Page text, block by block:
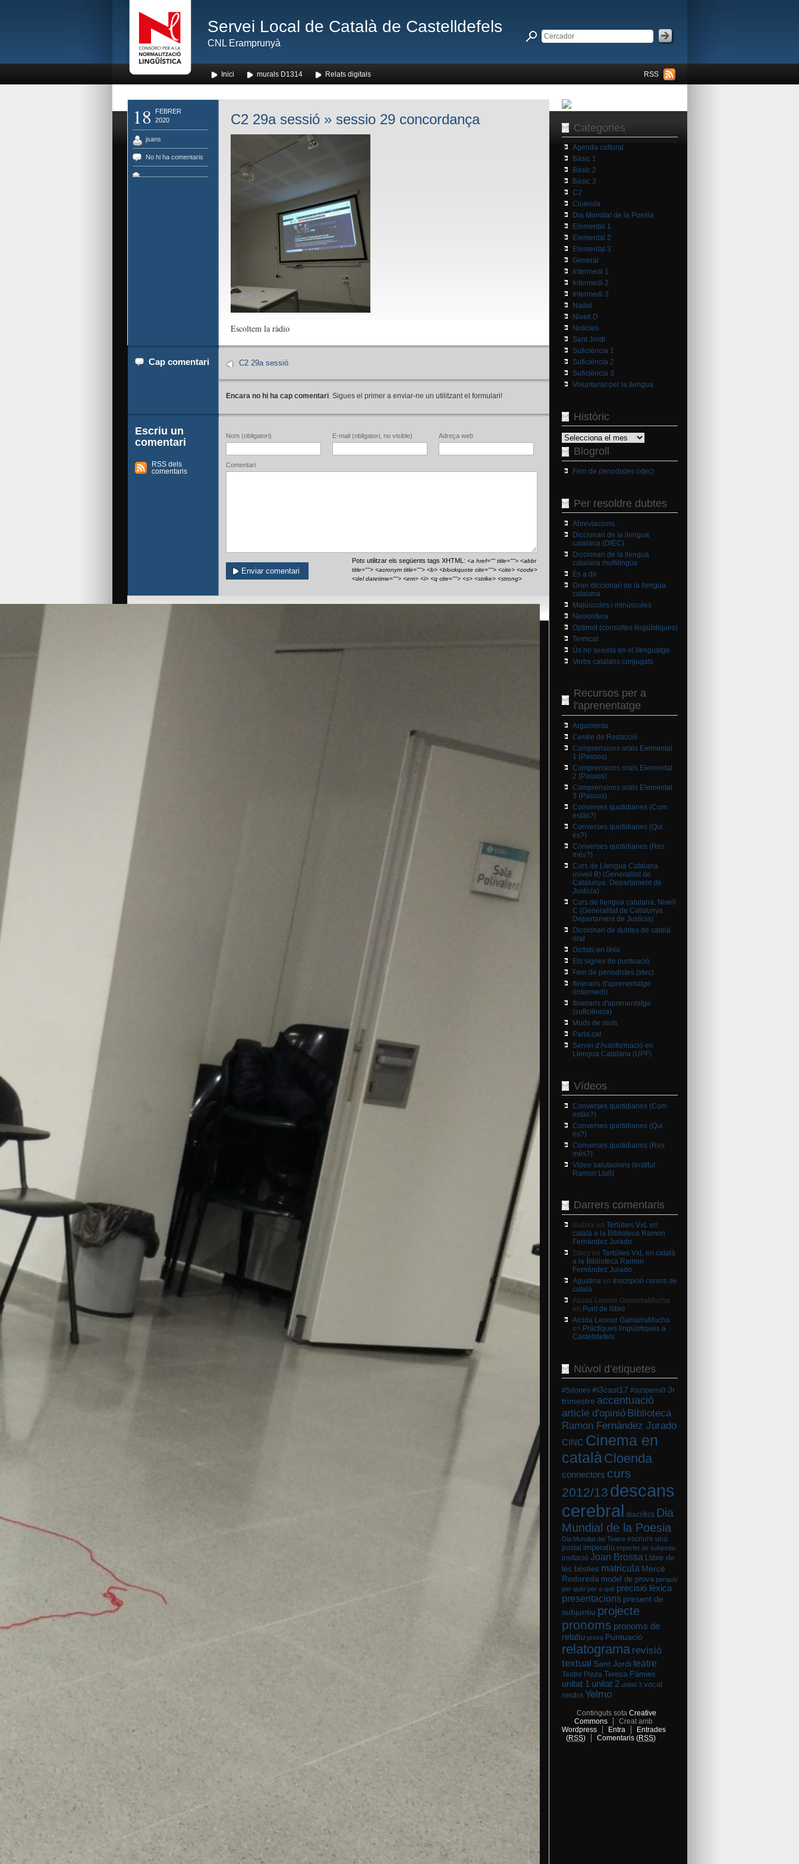
Servei Local de Català de Castelldefels
CNL Eramprunyà
RSS
Inici murals D1314 Relats digitals
18
FEBRER
2020
jsans
No hi ha comentaris
C2 29a sessió» sessio 29 concordança
Escoltem la ràdio
Cap comentari C2 29a sessió
Encara no hi ha cap comentari. Sigues el primer a enviar-ne un utilitzant el formulari!
Escriu un
comentari
RSS dels
comentaris
Nom (obligatori) E-mail (obligatori, no visible) Adreça web
Comentari
Pots utilitzar els següents tags XHTML:<a href="" title=""> <abbr
title=""> <acronym title=""> <b> <blockquote cite=""> <cite> <code>
<del datetime=""> <em> <i> <q cite=""> <s> <strike> <strong>
Categories
Agenda cultural
Bàsic 1
Bàsic 2
Bàsic 3
C2
Cloenda
Dia Mundial de la Poesia
Elemental 1
Elemental 2
Elemental 3
General
Intermedi 1
Intermedi 2
Intermedi 3
Nadal
Nivell D
Notícies
Sant Jordi
Suficiència 1
Suficiència 2
Suficiència 3
Voluntariat per la llengua
Històric
Històric
Blogroll
Fem de periodistes (xtec)
Per resoldre dubtes
Abreviacions
Diccionari de la llengua
catalana (DIEC)
Diccionari de la llengua
catalana multilingüe
És a dir
Gran diccionari de la llengua
catalana
Majúscules i minúscules
Neolosfera
Optimot (consultes lingüístiques)
Termcat
Ús no sexista en el llenguatge
Verbs catalans conjugats
Recursos per a
l'aprenentatge
Argumenta
Centre de Redacció
Comprensions orals Elemental
1 (Passos)
Comprensions orals Elemental
2 (Passos)
Comprensions orals Elemental
3 (Passos)
Converses quotidianes (Com
estàs?)
Converses quotidianes (Qui
és?)
Converses quotidianes (Res
més?)
Curs de Llengua Catalana
(nivell B) (Generalitat de
Catalunya. Departament de
Justícia)
Curs de llengua catalana. Nivell
C (Generalitat de Catalunya.
Departament de Justícia)
Diccionari de dubtes de català
oral
Dictats en línia
Els signes de puntuació
Fem de periodistes (xtec)
Itineraris d'aprenentatge
(intermedi)
Itineraris d'aprenentatge
(suficiència)
Muds de mots
Parla.cat
Servei d'Autoformació en
Llengua Catalana (UPF)
Vídeos
Converses quotidianes (Com
estàs?)
Converses quotidianes (Qui
és?)
Converses quotidianes (Res
més?)
Vídeo salutacions (Institut
Ramon Llull)
Darrers comentaris
lsubira en Tertúlies VxL en
català a la Biblioteca Ramon
Fernàndez Jurado
Stacyen Tertúlies VxL en català
a la Biblioteca Ramon
Fernàndez Jurado
Agustinaen Inscripció cursos de
català
Alcida Leonor GamarraMucha
en Punt de llibre
Alcida Leonor GamarraMucha
en Pràctiques lingüístiques a
Castelldefels
Núvol d’etiquetes
#5dones #i3cast17 #suspens0 3r
trimestre accentuació
article d'opinió BIblioteca
Ramon Fernàndez Jurado
CINC Cinema en
catalàCloenda
connectors curs
2012/13 descans
cerebral diacrítics Dia
Mundial de la Poesia
Dia Mundial del Teatre escriure una
postal imperatiu imperfet de subjuntiu
invitació Joan Brossa
Llibre de
les bèsties matrícula Mercè
Rodoreda model de prova perquè/
per què/ per a què precisió lèxica
presentacions present de
subjuntiu projecte
pronoms pronoms de
relatiu prova Puntuació
relatograma revisió
textual Sant Jordi teatre
Teatre Plaza Teresa Pàmies
unitat 1 unitat 2 unitat 3 vocal
neutra Yelmo
Continguts sota Creative
Commons
Creat amb
Wordpress
Entra
Entrades
(RSS) Comentaris (RSS)